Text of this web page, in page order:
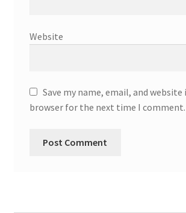
Website
Save my name, email, and website
browser for the next time I comment.